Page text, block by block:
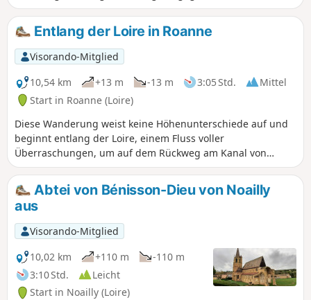
Teiche erreichte. Gute Infrastruktur auf der Strecke.
Entlang der Loire in Roanne
Visorando-Mitglied
10,54 km
+13 m -13 m 3:05 Std.
Mittel
Start in Roanne (Loire)
Diese Wanderung weist keine Höhenunterschiede auf und
beginnt entlang der Loire, einem Fluss voller
Überraschungen, um auf dem Rückweg am Kanal von
Digoin nach Roanne entlangzuführen.
Abtei von Bénisson-Dieu von Noailly
aus
Visorando-Mitglied
10,02 km
+110 m
-110 m
3:10 Std.
Leicht
Start in Noailly (Loire)